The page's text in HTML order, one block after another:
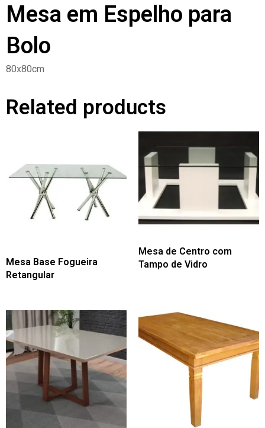
Mesa em Espelho para
Bolo
80x80cm
Related products
Mesa Base Fogueira
Retangular
Mesa de Centro com
Tampo de Vidro